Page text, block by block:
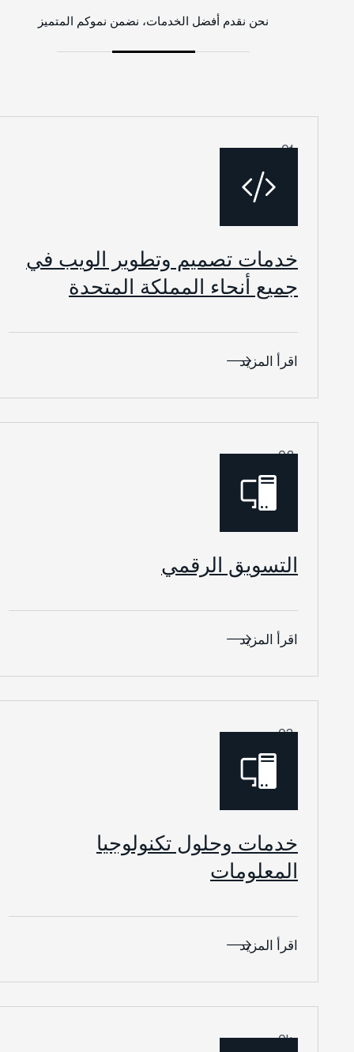
نحن نقدم أفضل الخدمات، نضمن نموكم المتميز
خدمات تصميم وتطوير الويب في
جميع أنحاء المملكة المتحدة
اقرأ المزيد
التسويق الرقمي
اقرأ المزيد
خدمات وحلول تكنولوجيا
المعلومات
اقرأ المزيد